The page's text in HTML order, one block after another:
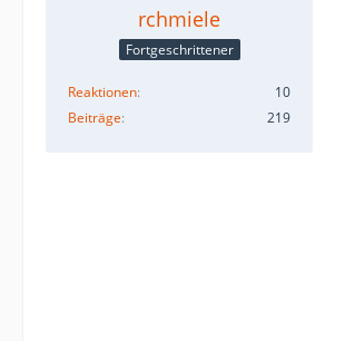
rchmiele
Fortgeschrittener
Reaktionen
10
Beiträge
219